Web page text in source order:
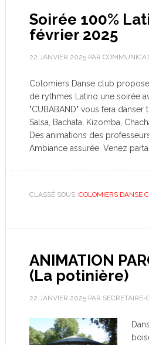
Soirée 100%
février 2025
22 JANVIER 2025PAR
Colomiers Danse club
de rythmes Latino une soirée
"CUBABAND" vous fera
Salsa, Bachata, Kizomba,
Des animations des
Ambiance assurée. Venez
CLASSÉ SOUS :COLOMIERS DANSE
ANIMATION
(La potinière)
22 JANVIER 2025PAR SECRETAIRE-